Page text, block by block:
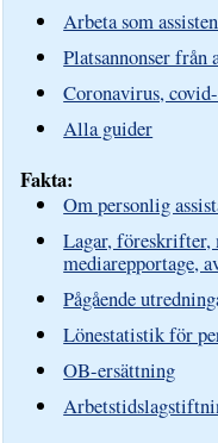
Arbeta som
Platsannonser från
Coronavirus,
Alla guider
Fakta:
Om personlig
Lagar, föreskrifter,
mediarepportage,
Pågående
Lönestatistik för
OB-ersättning